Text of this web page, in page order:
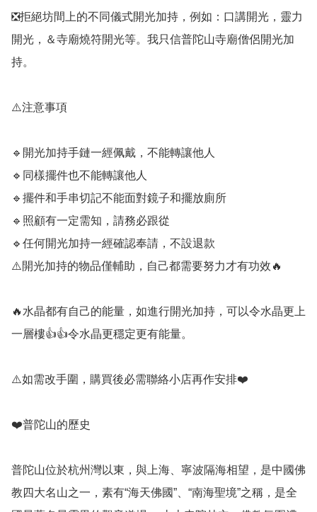
❎️拒絕坊間上的不同儀式開光加持，例如：口講開光，靈力
開光，＆寺廟燒符開光等。我只信普陀山寺廟僧侶開光加
持。
⚠️注意事項
🔹️開光加持手鏈一經佩戴，不能轉讓他人
🔹️同樣擺件也不能轉讓他人
🔹️擺件和手串切記不能面對鏡子和擺放廁所
🔹️照顧有一定需知，請務必跟從
🔹️任何開光加持一經確認奉請，不設退款
⚠️開光加持的物品僅輔助，自己都需要努力才有功效🔥
🔥水晶都有自己的能量，如進行開光加持，可以令水晶更上
一層樓👍👍令水晶更穩定更有能量。
⚠️如需改手圍，購買後必需聯絡小店再作安排❤️
❤️普陀山的歷史
普陀山位於杭州灣以東，與上海、寧波隔海相望，是中國佛
教四大名山之一，素有“海天佛國”、“南海聖境”之稱，是全